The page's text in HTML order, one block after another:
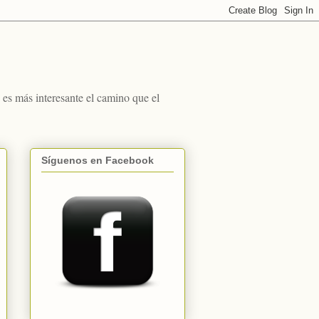
más interesante el camino que el
Síguenos en Facebook